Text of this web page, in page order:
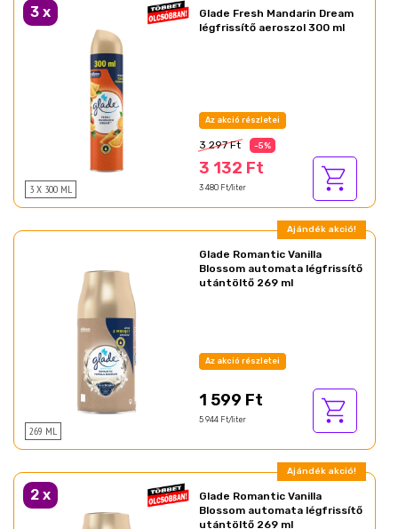
3 x
3 X 300 ML
Glade Fresh Mandarin Dream
légfrissítő aeroszol 300 ml
Az akció részletei
3 297 Ft -5%
3 132 Ft
3 480 Ft/liter
Ajándék akció!
269 ML
Glade Romantic Vanilla
Blossom automata légfrissítő
utántöltő 269 ml
Az akció részletei
1 599 Ft
5 944 Ft/liter
Ajándék akció!
2 x
Glade Romantic Vanilla
Blossom automata légfrissítő
utántöltő 269 ml